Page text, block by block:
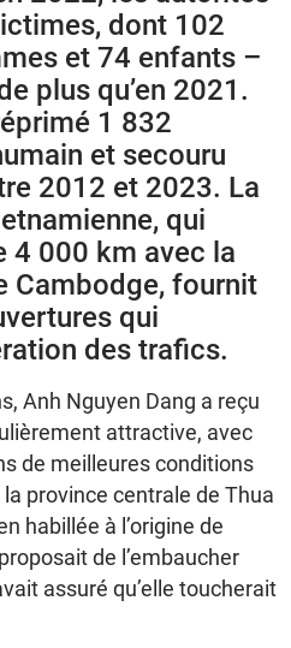
dont 102
et 74 enfants –
plus qu’en 2021.
1 832
et secouru
2012 et 2023. La
qui
4 000 km avec la
Cambodge, fournit
qui
des trafics.
Anh Nguyen Dang a reçu
attractive, avec
de meilleures conditions
province centrale de Thua
habillée à l’origine de
de l’embaucher
assuré qu’elle toucherait